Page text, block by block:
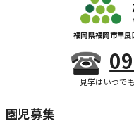
福岡県福岡市早良
見学はいつで
園児募集